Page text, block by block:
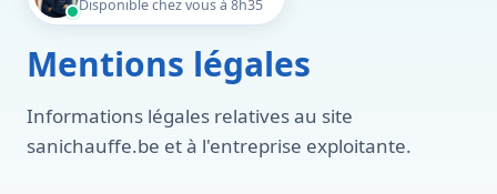
Disponible chez vous à 8h35
Mentions légales
Informations légales relatives au site
sanichauffe.be et à l'entreprise exploitante.